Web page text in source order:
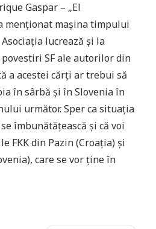
Gaspar – „El
menționat mașina timpului
lucrează și la
SF ale autorilor din
a acestei cărți ar trebui să
în sârbă și în Slovenia în
următor. Sper ca situația
îmbunătățească și că voi
FKK din Pazin (Croația) și
care se vor ține în